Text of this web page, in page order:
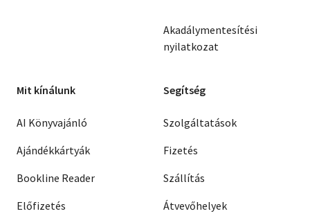
Akadálymentesítési
nyilatkozat
Mit kínálunk
AI Könyvajánló
Ajándékkártyák
Bookline Reader
Előfizetés
Segítség
Szolgáltatások
Fizetés
Szállítás
Átvevőhelyek